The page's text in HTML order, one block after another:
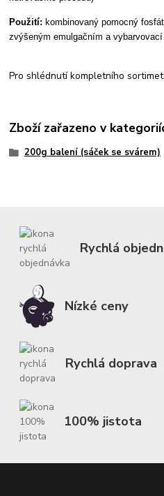
Použití: kombinovaný pomocný
zvýšeným emulgačním a
Pro shlédnutí kompletního
Zboží zařazeno v
200g balení (sáček se svárem)
Rychlá
Nízké ceny
Rychlá doprava
100% jistota